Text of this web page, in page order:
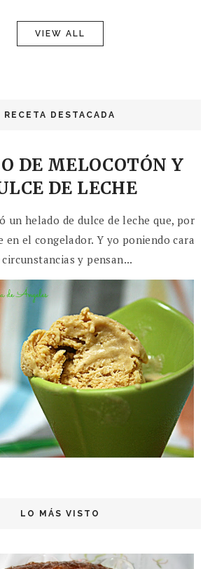
VIEW ALL
RECETA DESTACADA
DE MELOCOTÓN Y
DE LECHE
un helado de dulce de leche que, por
en el congelador. Y yo poniendo cara
circunstancias y pensan...
LO MÁS VISTO